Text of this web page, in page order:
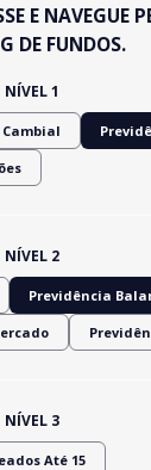
E NAVEGUE
DE FUNDOS.
NÍVEL 1
Cambial
NÍVEL 2
Previdência
NÍVEL 3
Até 15